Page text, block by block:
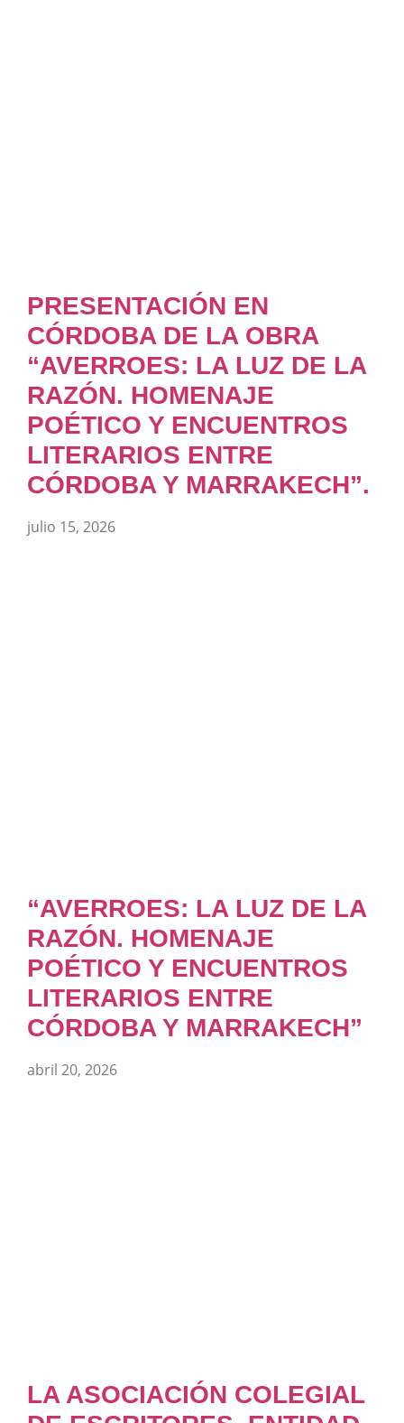
PRESENTACIÓN EN
CÓRDOBA DE LA OBRA
“AVERROES: LA LUZ DE LA
RAZÓN. HOMENAJE
POÉTICO Y ENCUENTROS
LITERARIOS ENTRE
CÓRDOBA Y MARRAKECH”.
julio 15, 2026
“AVERROES: LA LUZ DE LA
RAZÓN. HOMENAJE
POÉTICO Y ENCUENTROS
LITERARIOS ENTRE
CÓRDOBA Y MARRAKECH”
abril 20, 2026
LA ASOCIACIÓN COLEGIAL